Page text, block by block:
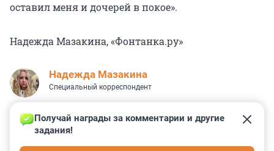
оставил меня и дочерей в покое».
Надежда Мазакина, «Фонтанка.ру»
Надежда Мазакина
Специальный корреспондент
Получай награды за комментарии и другие
задания!